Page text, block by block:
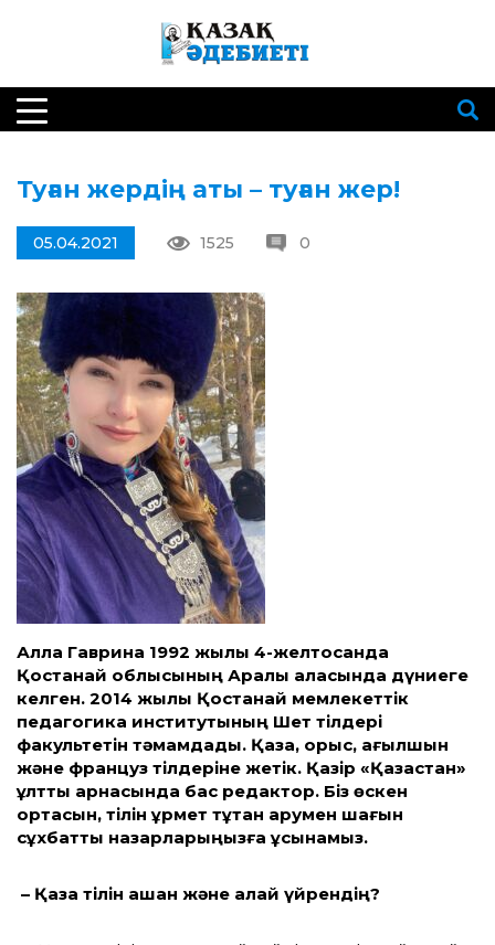
Туған жердің аты – туған жер!
05.04.2021 1525 0
Алла Гаврина 1992 жылы 4-желтоқсанда
Қостанай облысының Арқалық қаласында дүниеге
келген. 2014 жылы Қостанай мемлекеттік
педагогика институтының Шет тілдері
факультетін тәмамдады. Қазақ, орыс, ағылшын
және француз тілдеріне жетік. Қазір «Қазақстан»
ұлттық арнасында бас редактор. Біз өскен
ортасын, тілін құрмет тұтқан арумен шағын
сұхбатты назарларыңызға ұсынамыз.
– Қазақ тілін қашан және қалай үйрендің?